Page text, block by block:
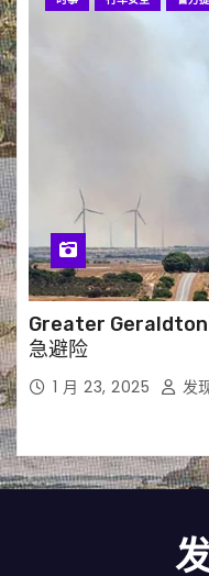
Greater Geraldton
急避险
1 月 23, 2025 发